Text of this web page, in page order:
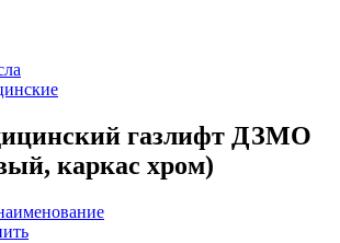
газлифт ДЗМО
каркас хром)